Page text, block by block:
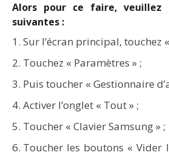
Alors pour ce faire, veuillez
suivantes :
Sur l’écran principal, touchez
Touchez « Paramètres » ;
Puis toucher « Gestionnaire
Activer l’onglet « Tout » ;
Toucher « Clavier Samsung » ;
Toucher les boutons « Vider